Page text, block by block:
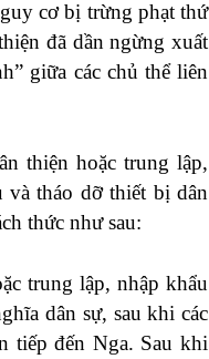
cơ bị trừng phạt thứ
đã dần ngừng xuất
giữa các chủ thể liên
thiện hoặc trung lập,
và tháo dỡ thiết bị dân
thức như sau:
trung lập, nhập khẩu
dân sự, sau khi các
tiếp đến Nga. Sau khi